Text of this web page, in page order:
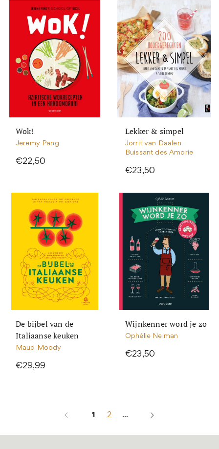
Wok!
Jeremy Pang
€22,50
Lekker & simpel
Jorrit van Daalen
Buissant des Amorie
€23,50
De bijbel van de
Italiaanse keuken
Maud Moody
€29,99
Wijnkenner word je zo
Ophélie Neiman
€23,50
1 2 ...